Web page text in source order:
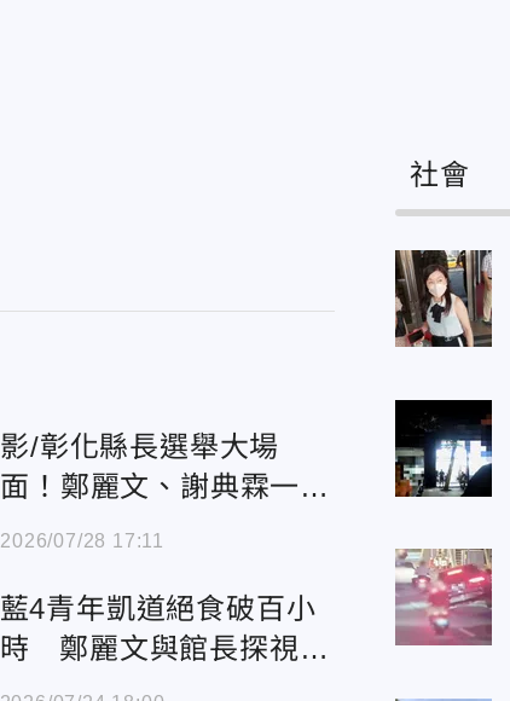
影/彰化縣長選舉大場
面！鄭麗文、謝典霖一左
一右牽手魏平政
2026/07/28 17:11
藍4青年凱道絕食破百小
時 鄭麗文與館長探視慰
問：安全為上
社會